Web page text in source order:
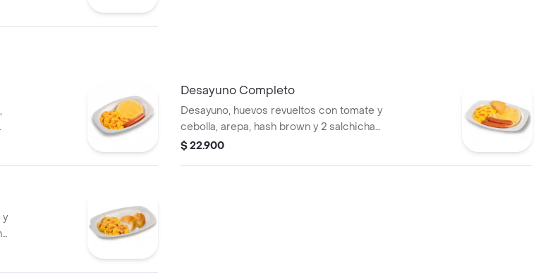
Desayuno Completo
Desayuno, huevos revueltos con tomate y
cebolla, arepa, hash brown y 2 salchichas
ranchera.
$ 22.900
y